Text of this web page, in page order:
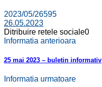
2023/05/26595
26.05.2023
Ditribuire retele sociale0
Informatia anterioara
25 mai 2023 – buletin informativ
Informatia urmatoare